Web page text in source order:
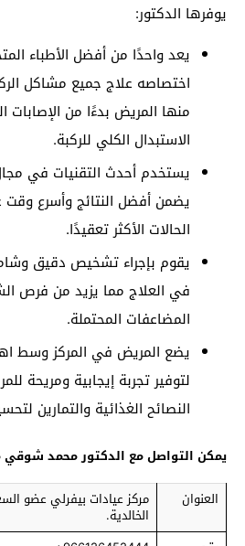
يوفرها الدكتور:
يعد واحدًا من أفضل الأطباء
اختصاصه علاج جميع مشاكل
منها المريض بدءًا من الإصابات
الاستبدال الكلي للركبة.
يستخدم أحدث التقنيات في
يضمن أفضل النتائج وأسرع
الحالات الأكثر تعقيدًا.
يقوم بإجراء تشخيص دقيق
في العلاج مما يزيد من فرص
المضاعفات المحتملة.
يضع المريض في المركز وسط
لتوفير تجربة إيجابية ومريحة
النصائح الغذائية والتمارين
يمكن التواصل مع الدكتور محمد شوقي
العنوان
مركز عيادات بيفرلي عضو
الخالدية.